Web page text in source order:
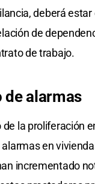
deberá
de
de trabajo.
dealarmas
la proliferación
en
incrementado